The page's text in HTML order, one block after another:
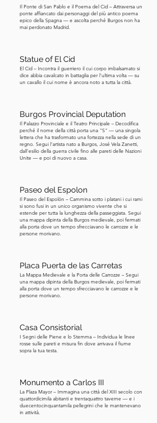
completamento della cattedrale,
durante le rivolte rivoluzionarie che
attraversarono l'Europa. Ma la causa
ballerina irlandese, Lola Montez, che
divenne l'amante del re. Le concesse
questa relazione, e abdicò in favore di
suo figlio. Ma oggi è ricordato più
come un mecenate culturale che come
un sovrano fallito. Se state esplorando
la Baviera attraverso una lente storica,
essere più gentile rispetto alla politica
contemporanea. Prima di entrare,
posizionatevi direttamente di fronte
all’ingresso principale, abbastanza
apprezzare l'intera facciata in un’unica
vista.
Il Ponte di San Pablo e il Poema del Cid – Attraversa un
ponte affiancato dai personaggi del più antico poema
epico della Spagna — e ascolta perché Burgos non ha
mai perdonato Madrid.
Statue of El Cid
El Cid – Incontra il guerriero il cui corpo imbalsamato si
dice abbia cavalcato in battaglia per l'ultima volta — su
un cavallo il cui nome è ancora noto a tutta la città.
Burgos Provincial Deputation
Il Palazzo Provinciale e il Teatro Principale – Decodifica
perché il nome della città porta una "S" — una singola
lettera che ha trasformato una fortezza nella sede di un
regno. Segui l'artista nato a Burgos, José Vela Zanetti,
dall'esilio della guerra civile fino alle pareti delle Nazioni
Unite — e poi di nuovo a casa.
Paseo del Espolon
Il Paseo del Espolón – Cammina sotto i platani i cui rami
si sono fusi in un unico organismo vivente che si
estende per tutta la lunghezza della passeggiata. Segui
una mappa dipinta della Burgos medievale, poi fermati
alla porta dove un tempo sfrecciavano le carrozze e le
persone morivano.
Placa Puerta de las Carretas
La Mappa Medievale e la Porta delle Carrozze – Segui
una mappa dipinta della Burgos medievale, poi fermati
alla porta dove un tempo sfrecciavano le carrozze e le
persone morivano.
Casa Consistorial
I Segni delle Piene e lo Stemma – Individua le linee
rosse sulle pareti e misura fin dove arrivava il fiume
sopra la tua testa.
Monumento a Carlos III
La Plaza Mayor – Immagina una città del XIII secolo con
quattordicimila abitanti e trentaquattro taverne — e i
duecentocinquantamila pellegrini che le mantenevano
in attività.